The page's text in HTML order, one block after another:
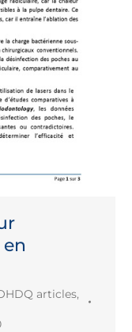
articles,